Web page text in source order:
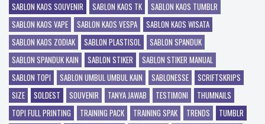
SABLON KAOS SOUVENIR
SABLON KAOS TK
SABLON KAOS TUMBLR
SABLON KAOS VAPE
SABLON KAOS VESPA
SABLON KAOS WISATA
SABLON KAOS ZODIAK
SABLON PLASTISOL
SABLON SPANDUK
SABLON SPANDUK KAIN
SABLON STIKER
SABLON STIKER MANUAL
SABLON TOPI
SABLON UMBUL UMBUL KAIN SABLONESSE
SCRIFTSKRIPS
SIZE
SOLDEST SOUVENIR TANYA JAWAB TESTIMONI
THUMNAILS
TOPI FULL PRINTING
TRAINING PACK TRAINING SPAK TRENDS
TUMBLR